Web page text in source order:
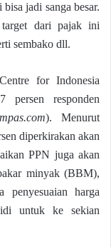
jadi sanga besar.
target dari pajak ini
sembako dll.
for Indonesia
persen responden
). Menurut
diperkirakan akan
PPN juga akan
minyak (BBM),
harga
untuk ke sekian